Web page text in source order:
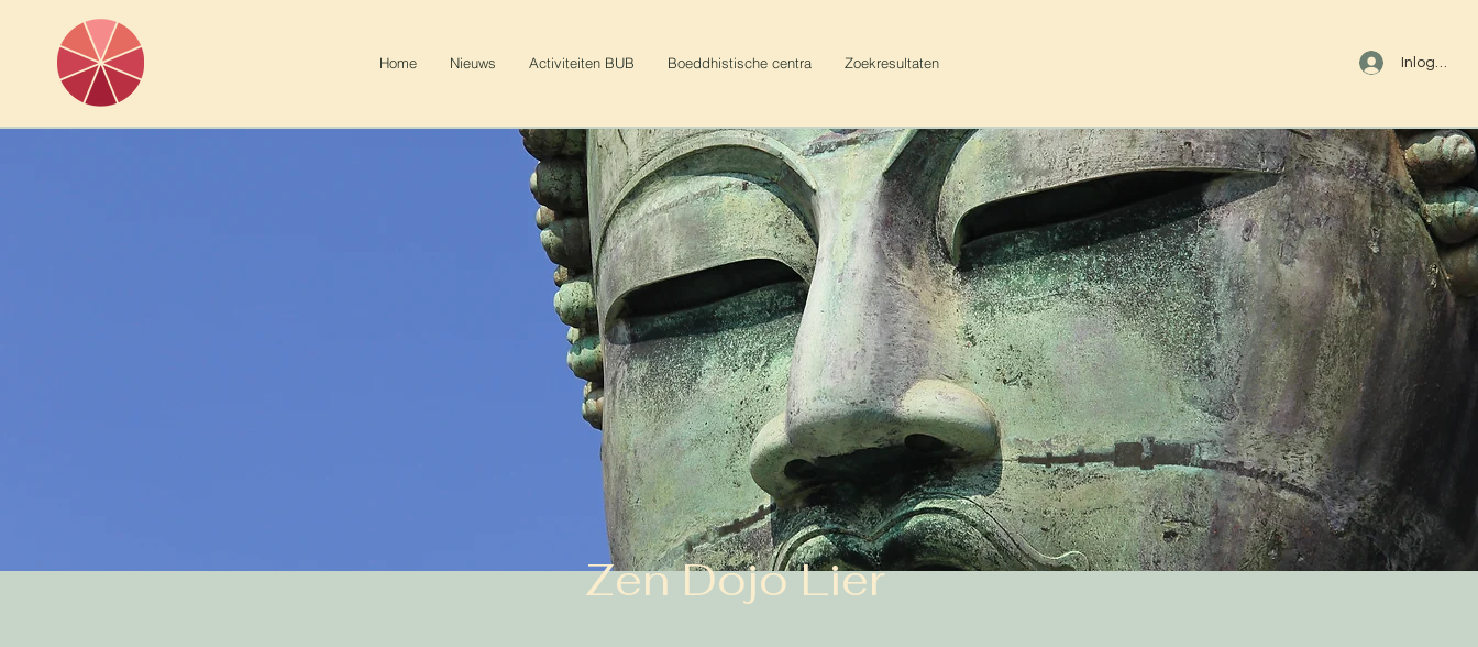
Home Nieuws Activiteiten BUB Boeddhistische centra Zoekresultaten Inloggen
Zen Dojo Lier